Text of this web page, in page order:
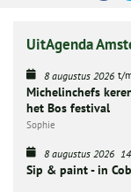
UitAgenda
8 augustus 2026 t/
Michelinchefs
het Bos festival
Sophie
8 augustus 2026
Sip & paint - in